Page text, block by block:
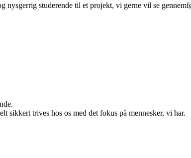
studerende til et projekt, vi gerne vil se
sikkert trives hos os med det fokus på mennesker, vi har.